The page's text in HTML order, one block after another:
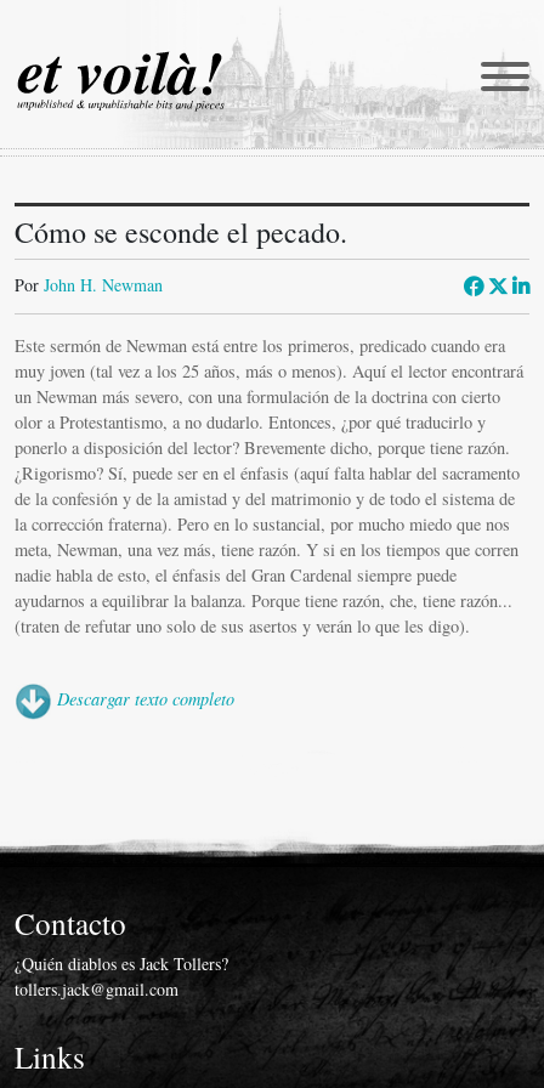
et voilà!
Traducciones
Retratos
Reportajes
Catena
Castellani in english
Miscelánea
Vídeos
Cómo se esconde el pecado.
Por John H. Newman
Este sermón de Newman está entre los primeros, predicado cuando era
muy joven (tal vez a los 25 años, más o menos). Aquí el lector encontrará
un Newman más severo, con una formulación de la doctrina con cierto
olor a Protestantismo, a no dudarlo. Entonces, ¿por qué traducirlo y
ponerlo a disposición del lector? Brevemente dicho, porque tiene razón.
¿Rigorismo? Sí, puede ser en el énfasis (aquí falta hablar del sacramento
de la confesión y de la amistad y del matrimonio y de todo el sistema de
la corrección fraterna). Pero en lo sustancial, por mucho miedo que nos
meta, Newman, una vez más, tiene razón. Y si en los tiempos que corren
nadie habla de esto, el énfasis del Gran Cardenal siempre puede
ayudarnos a equilibrar la balanza. Porque tiene razón, che, tiene razón...
(traten de refutar uno solo de sus asertos y verán lo que les digo).
Descargar texto completo
Contacto
¿Quién diablos es Jack Tollers?
tollers.jack@gmail.com
Links